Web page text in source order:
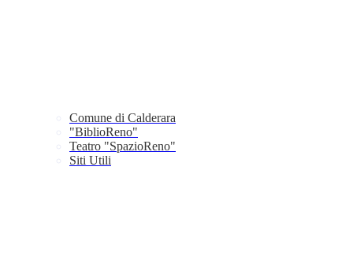
Comune di Calderara
"BiblioReno"
Teatro "SpazioReno"
Siti Utili